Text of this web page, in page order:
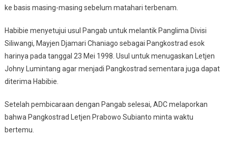
ke basis masing-masing sebelum matahari terbenam.
Habibie menyetujui usul Pangab untuk melantik Panglima Divisi
Siliwangi, Mayjen Djamari Chaniago sebagai Pangkostrad esok
harinya pada tanggal 23 Mei 1998. Usul untuk menugaskan Letjen
Johny Lumintang agar menjadi Pangkostrad sementara juga dapat
diterima Habibie.
Setelah pembicaraan dengan Pangab selesai, ADC melaporkan
bahwa Pangkostrad Letjen Prabowo Subianto minta waktu
bertemu.